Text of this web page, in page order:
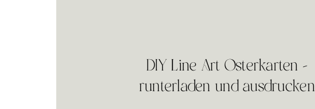
DIY Line Art Osterkarten –
runterladen und ausdrucken